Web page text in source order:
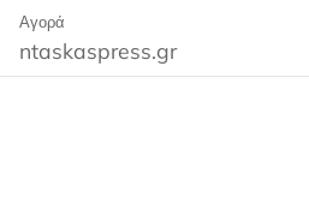
Αγορά
ntaskaspress.gr